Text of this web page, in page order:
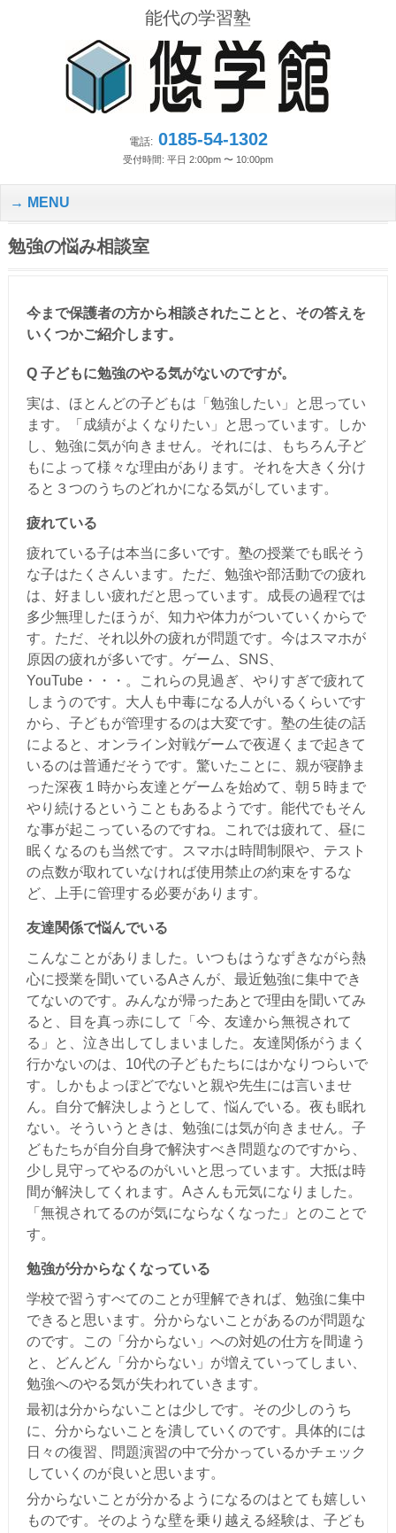
能代の学習塾
電話: 0185-54-1302
受付時間: 平日 2:00pm 〜 10:00pm
MENU
勉強の悩み相談室
今まで保護者の方から相談されたことと、その答えを
いくつかご紹介します。
Q 子どもに勉強のやる気がないのですが。
実は、ほとんどの子どもは「勉強したい」と思ってい
ます。「成績がよくなりたい」と思っています。しか
し、勉強に気が向きません。それには、もちろん子ど
もによって様々な理由があります。それを大きく分け
ると３つのうちのどれかになる気がしています。
疲れている
疲れている子は本当に多いです。塾の授業でも眠そう
な子はたくさんいます。ただ、勉強や部活動での疲れ
は、好ましい疲れだと思っています。成長の過程では
多少無理したほうが、知力や体力がついていくからで
す。ただ、それ以外の疲れが問題です。今はスマホが
原因の疲れが多いです。ゲーム、SNS、
YouTube・・・。これらの見過ぎ、やりすぎで疲れて
しまうのです。大人も中毒になる人がいるくらいです
から、子どもが管理するのは大変です。塾の生徒の話
によると、オンライン対戦ゲームで夜遅くまで起きて
いるのは普通だそうです。驚いたことに、親が寝静ま
った深夜１時から友達とゲームを始めて、朝５時まで
やり続けるということもあるようです。能代でもそん
な事が起こっているのですね。これでは疲れて、昼に
眠くなるのも当然です。スマホは時間制限や、テスト
の点数が取れていなければ使用禁止の約束をするな
ど、上手に管理する必要があります。
友達関係で悩んでいる
こんなことがありました。いつもはうなずきながら熱
心に授業を聞いているAさんが、最近勉強に集中でき
てないのです。みんなが帰ったあとで理由を聞いてみ
ると、目を真っ赤にして「今、友達から無視されて
る」と、泣き出してしまいました。友達関係がうまく
行かないのは、10代の子どもたちにはかなりつらいで
す。しかもよっぽどでないと親や先生には言いませ
ん。自分で解決しようとして、悩んでいる。夜も眠れ
ない。そういうときは、勉強には気が向きません。子
どもたちが自分自身で解決すべき問題なのですから、
少し見守ってやるのがいいと思っています。大抵は時
間が解決してくれます。Aさんも元気になりました。
「無視されてるのが気にならなくなった」とのことで
す。
勉強が分からなくなっている
学校で習うすべてのことが理解できれば、勉強に集中
できると思います。分からないことがあるのが問題な
のです。この「分からない」への対処の仕方を間違う
と、どんどん「分からない」が増えていってしまい、
勉強へのやる気が失われていきます。
最初は分からないことは少しです。その少しのうち
に、分からないことを潰していくのです。具体的には
日々の復習、問題演習の中で分かっているかチェック
していくのが良いと思います。
分からないことが分かるようになるのはとても嬉しい
ものです。そのような壁を乗り越える経験は、子ども